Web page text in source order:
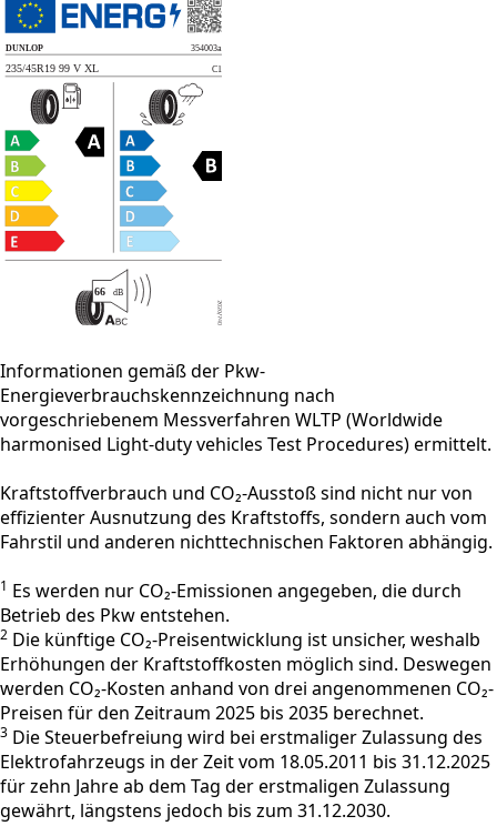
Informationen gemäß der Pkw-
Energieverbrauchskennzeichnung nach
vorgeschriebenem Messverfahren WLTP (Worldwide
harmonised Light-duty vehicles Test Procedures) ermittelt.
Kraftstoffverbrauch und CO₂-Ausstoß sind nicht nur von
effizienter Ausnutzung des Kraftstoffs, sondern auch vom
Fahrstil und anderen nichttechnischen Faktoren abhängig.
1 Es werden nur CO₂-Emissionen angegeben, die durch
Betrieb des Pkw entstehen.
2 Die künftige CO₂-Preisentwicklung ist unsicher, weshalb
Erhöhungen der Kraftstoffkosten möglich sind. Deswegen
werden CO₂-Kosten anhand von drei angenommenen CO₂-
Preisen für den Zeitraum 2025 bis 2035 berechnet.
3 Die Steuerbefreiung wird bei erstmaliger Zulassung des
Elektrofahrzeugs in der Zeit vom 18.05.2011 bis 31.12.2025
für zehn Jahre ab dem Tag der erstmaligen Zulassung
gewährt, längstens jedoch bis zum 31.12.2030.